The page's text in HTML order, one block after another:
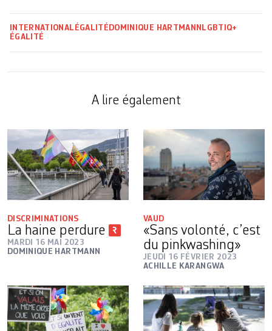
INTERNATIONAL ÉGALITÉ DOMINIQUE HARTMANN LGBTIQ+
ÉGALITÉ
A lire également
DISCRIMINATIONS
La haine perdure
MARDI 16 MAI 2023
DOMINIQUE HARTMANN
VAUD
«Sans volonté, c’est
du pinkwashing»
JEUDI 16 FÉVRIER 2023
ACHILLE KARANGWA